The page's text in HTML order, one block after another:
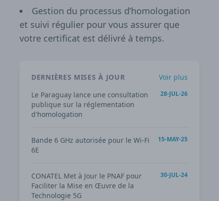
Gestion du processus d’homologation
et suivi régulier pour vous assurer que
votre certificat est délivré à temps.
DERNIÈRES MISES À JOUR
Voir plus
Le Paraguay lance une consultation
publique sur la réglementation
d'homologation
28-JUL-26
Bande 6 GHz autorisée pour le Wi-Fi
6E
15-MAY-25
CONATEL Met à Jour le PNAF pour
Faciliter la Mise en Œuvre de la
Technologie 5G
30-JUL-24